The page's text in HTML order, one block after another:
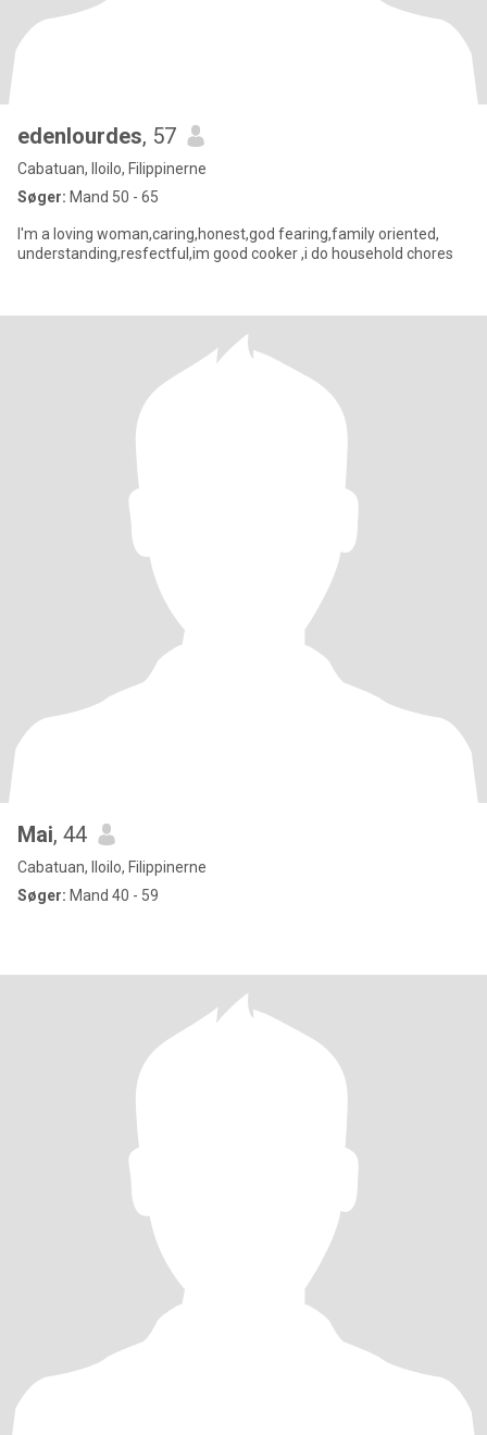
edenlourdes, 57
Cabatuan, Iloilo, Filippinerne
Søger: Mand 50 - 65
I'm a loving woman,caring,honest,god fearing,family oriented,
understanding,resfectful,im good cooker ,i do household chores
Mai, 44
Cabatuan, Iloilo, Filippinerne
Søger: Mand 40 - 59